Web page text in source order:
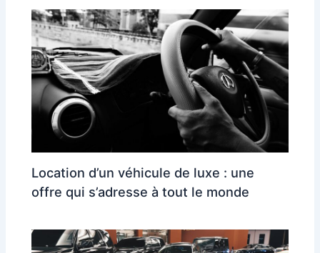
Location d’un véhicule de luxe : une
offre qui s’adresse à tout le monde